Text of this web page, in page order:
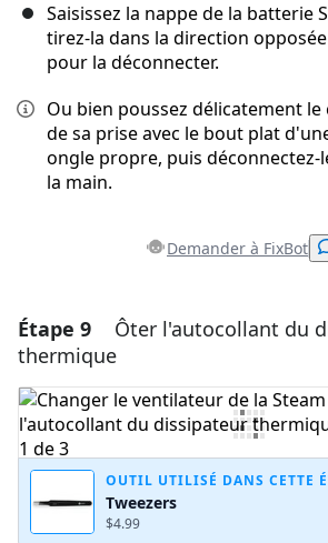
Saisissez la nappe de la batterie
tirez-la dans la direction
pour la déconnecter.
Ou bien poussez délicatement
de sa prise avec le bout plat
ongle propre, puis déconnectez-
la main.
Demander à FixBot
Ajouter un
Ajouter un commentaire
Annuler
Étape 9
Ôter l'autocollant du
thermique
OUTIL UTILISÉ DANS CETTE
Tweezers
$4.99